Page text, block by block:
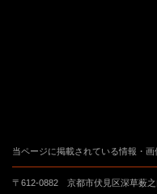
当ページに掲載されている情報・
〒612-0882 京都市伏見区深草薮之